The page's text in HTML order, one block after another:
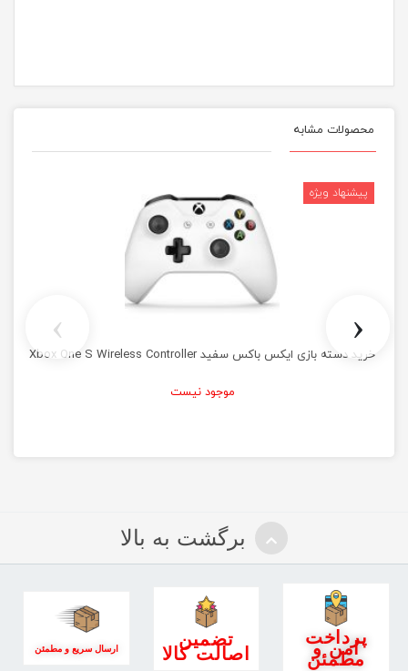
محصولات مشابه
خرید دسته بازی ایکس باکس سفید Xbox One S Wireless Controller
موجود نیست
‹
›
برگشت به بالا
پرداخت
امن و
مطمئن
تضمین
اصالت کالا ارسال سریع و مطمئن